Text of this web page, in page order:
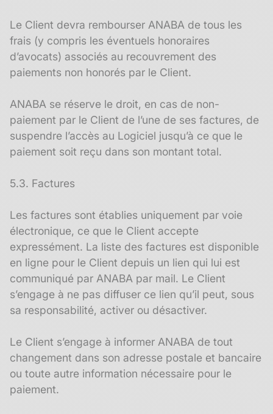
Le Client devra rembourser ANABA de tous les
frais (y compris les éventuels honoraires
d’avocats) associés au recouvrement des
paiements non honorés par le Client.
ANABA se réserve le droit, en cas de non-
paiement par le Client de l’une de ses factures, de
suspendre l’accès au Logiciel jusqu’à ce que le
paiement soit reçu dans son montant total.
5.3. Factures
Les factures sont établies uniquement par voie
électronique, ce que le Client accepte
expressément. La liste des factures est disponible
en ligne pour le Client depuis un lien qui lui est
communiqué par ANABA par mail. Le Client
s’engage à ne pas diffuser ce lien qu’il peut, sous
sa responsabilité, activer ou désactiver.
Le Client s’engage à informer ANABA de tout
changement dans son adresse postale et bancaire
ou toute autre information nécessaire pour le
paiement.